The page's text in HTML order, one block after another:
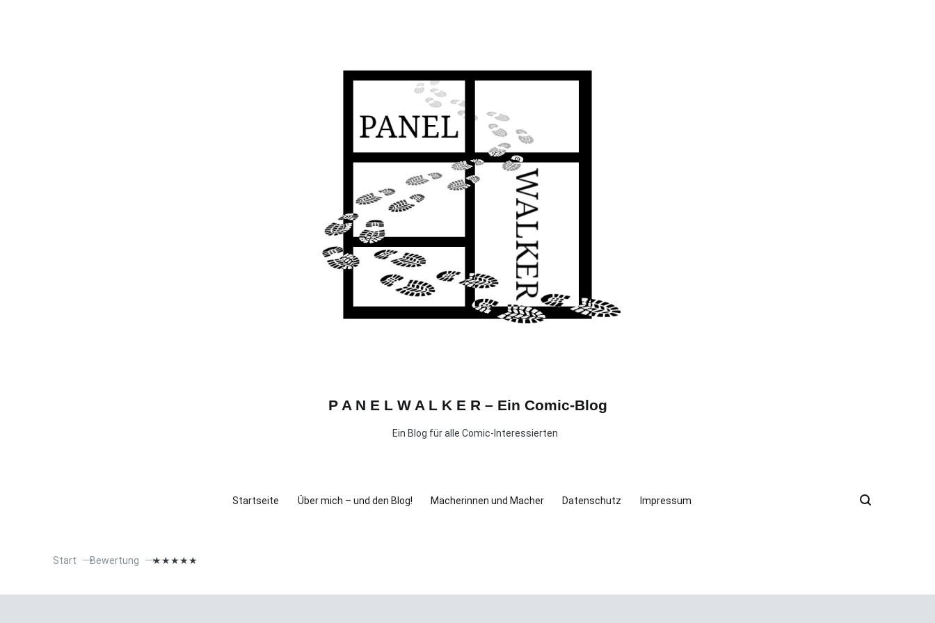
P A N E L W A L K E R – Ein Comic-Blog
Ein Blog für alle Comic-Interessierten
Startseite Über mich – und den Blog! Macherinnen und Macher Datenschutz Impressum
Start Bewertung ★★★★★